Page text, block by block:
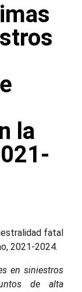
la
fatal
2021-2024.
en siniestros
de alta